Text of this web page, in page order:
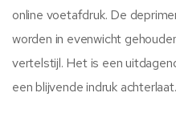
online voetafdruk. De
worden in evenwicht
vertelstijl. Het is een
een blijvende indruk achterlaat.